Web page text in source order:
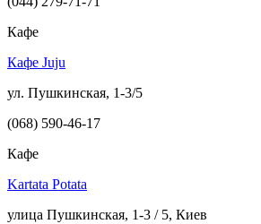
Кафе
Кафе Juju
ул. Пушкинская, 1-3/5
(068) 590-46-17
Кафе
Kartata Potata
улица Пушкинская, 1-3 / 5, Киев